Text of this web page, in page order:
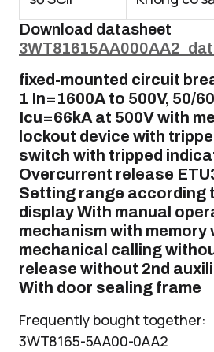
Download datasheet
fixed-mounted circuit
1 In=1600A to 500V, 50/
Icu=66kA at 500V with
lockout device with
switch with tripped
Overcurrent release
Setting range according
display With manual
mechanism with memory
mechanical calling
release without 2nd
With door sealing frame
Frequently bought together:
3WT8165-5AA00-0AA2